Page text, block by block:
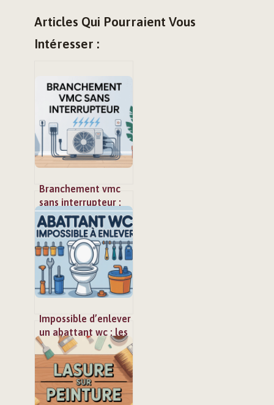
Articles Qui Pourraient Vous
Intéresser :
Branchement vmc
sans interrupteur :
le guide simple pour
un raccordement
sûr
Impossible d’enlever
un abattant wc : les
solutions simples à
connaître